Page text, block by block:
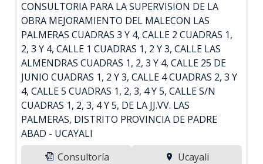
CONSULTORIA PARA LA SUPERVISION DE LA
OBRA MEJORAMIENTO DEL MALECON LAS
PALMERAS CUADRAS 3 Y 4, CALLE 2 CUADRAS 1,
2, 3 Y 4, CALLE 1 CUADRAS 1, 2 Y 3, CALLE LAS
ALMENDRAS CUADRAS 1, 2, 3 Y 4, CALLE 25 DE
JUNIO CUADRAS 1, 2 Y 3, CALLE 4 CUADRAS 2, 3 Y
4, CALLE 5 CUADRAS 1, 2, 3, 4 Y 5, CALLE S/N
CUADRAS 1, 2, 3, 4 Y 5, DE LA JJ.VV. LAS
PALMERAS, DISTRITO PROVINCIA DE PADRE
ABAD - UCAYALI
Consultoría
Ucayali